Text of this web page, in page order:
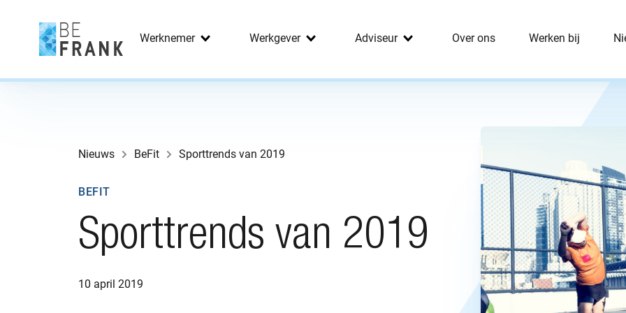
Werknemer Werkgever Adviseur Over ons Werken bij
Nieuws BeFit Sporttrends van 2019
Sporttrends van 2019
10 april 2019
BEFIT